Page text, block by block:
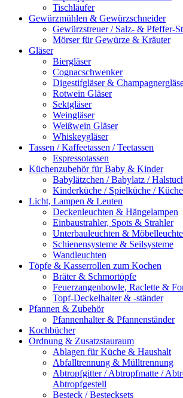
Tischläufer
Gewürzmühlen & Gewürzschneider
Gewürzstreuer / Salz- & Pfeffer-
Mörser für Gewürze & Kräuter
Gläser
Biergläser
Cognacschwenker
Digestifgläser &
Rotwein Gläser
Sektgläser
Weingläser
Weißwein Gläser
Whiskeygläser
Tassen / Kaffeetassen / Teetassen
Espressotassen
Küchenzubehör für Baby & Kinder
Babylätzchen / Babylatz /
Kinderküche / Spielküche /
Licht, Lampen & Leuten
Deckenleuchten & Hängelampen
Einbaustrahler, Spots & Strahler
Unterbauleuchten &
Schienensysteme & Seilsysteme
Wandleuchten
Töpfe & Kasserrollen zum Kochen
Bräter & Schmortöpfe
Feuerzangenbowle, Raclette &
Topf-Deckelhalter & -ständer
Pfannen & Zubehör
Pfannenhalter & Pfannenständer
Kochbücher
Ordnung & Zusatzstauraum
Ablagen für Küche & Haushalt
Abfalltrennung & Mülltrennung
Abtropfgitter / Abtropfmatte /
Abtropfgestell
Besteck / Bestecksets